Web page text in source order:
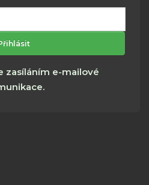
mailová
adresa
zasíláním e-mailové